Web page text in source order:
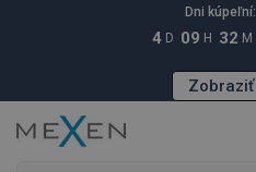
Dni kúpeľní:
4 D 09 H 32 M
Zobraziť